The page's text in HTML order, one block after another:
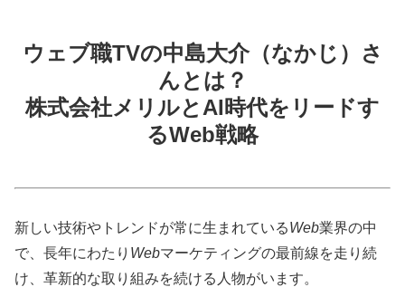
ウェブ職TVの中島大介（なかじ）さ
んとは？
株式会社メリルとAI時代をリードす
るWeb戦略
新しい技術やトレンドが常に生まれているWeb業界の中
で、長年にわたり Webマーケティングの最前線を走り続
け、革新的な取り組みを続ける人物がいます。